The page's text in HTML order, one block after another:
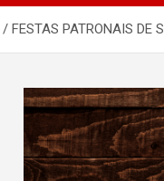
FESTAS PATRONAIS DE